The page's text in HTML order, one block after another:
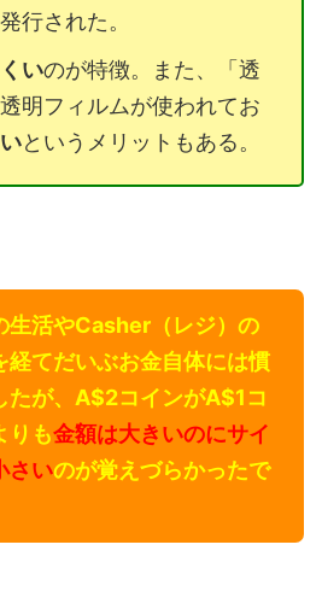
行された。
いのが特徴。また、「透
明フィルムが使われてお
というメリットもある。
生活やCasher（レジ）の
経てだいぶお金自体には慣
たが、A$2コインがA$1コ
りも金額は大きいのにサイ
さいのが覚えづらかったで